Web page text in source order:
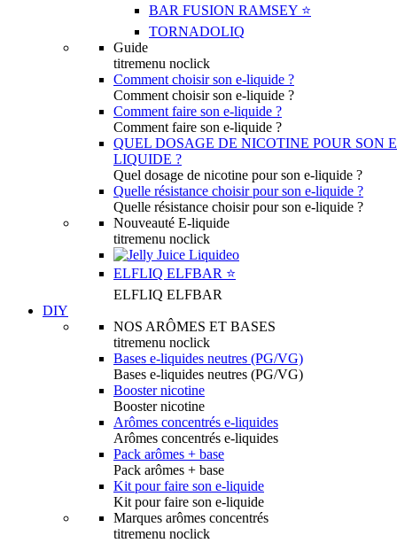
BAR FUSION RAMSEY ⭐️
TORNADOLIQ
Guide
titremenu noclick
Comment choisir son e-liquide ?
Comment choisir son e-liquide ?
Comment faire son e-liquide ?
Comment faire son e-liquide ?
QUEL DOSAGE DE NICOTINE POUR SON
LIQUIDE ?
Quel dosage de nicotine pour son e-liquide ?
Quelle résistance choisir pour son e-liquide ?
Quelle résistance choisir pour son e-liquide ?
Nouveauté E-liquide
titremenu noclick
ELFLIQ ELFBAR ⭐️
ELFLIQ ELFBAR
DIY
NOS ARÔMES ET BASES
titremenu noclick
Bases e-liquides neutres (PG/VG)
Bases e-liquides neutres (PG/VG)
Booster nicotine
Booster nicotine
Arômes concentrés e-liquides
Arômes concentrés e-liquides
Pack arômes + base
Pack arômes + base
Kit pour faire son e-liquide
Kit pour faire son e-liquide
Marques arômes concentrés
titremenu noclick